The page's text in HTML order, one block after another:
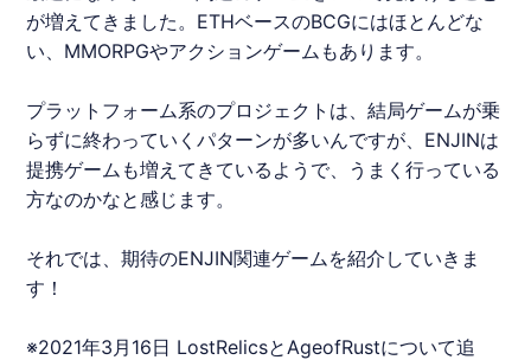
が増えてきました。ETHベースのBCGにはほとんどな
い、MMORPGやアクションゲームもあります。
プラットフォーム系のプロジェクトは、結局ゲームが乗
らずに終わっていくパターンが多いんですが、 ENJINは
提携ゲームも増えてきているようで、うまく行っている
方なのかなと感じます。
それでは、期待のENJIN関連ゲームを紹介していきま
す！
※2021年3月16日 LostRelicsとAgeofRustについて追